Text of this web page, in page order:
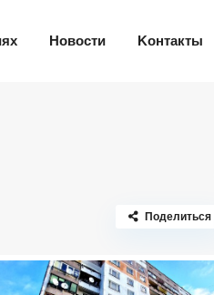
Новости Kонтакты
Поделиться